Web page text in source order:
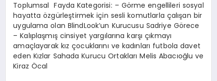
Toplumsal Fayda Kategorisi: – Görme engellileri sosyal
hayatta özgürleştirmek için sesli komutlarla çalışan bir
uygulama olan BlindLook’un Kurucusu Sadriye Görece
– Kalıplaşmış cinsiyet yargılarına karşı çıkmayı
amaçlayarak kız çocuklarını ve kadınları futbola davet
eden Kızlar Sahada Kurucu Ortakları Melis Abacıoğlu ve
Kiraz Öcal